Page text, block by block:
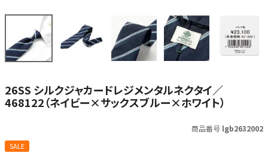
26SS シルクジャカードレジメンタルネクタイ／
468122（ネイビー×サックスブルー×ホワイト）
商品番号 lgb2632002
SALE